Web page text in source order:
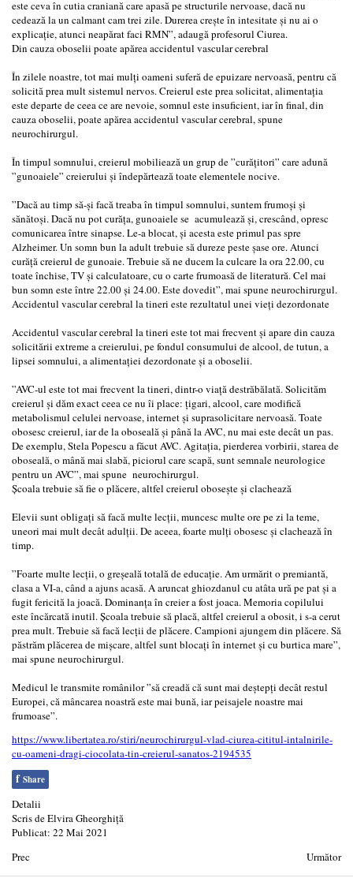
este ceva în cutia craniană care apasă pe structurile nervoase, dacă nu
cedează la un calmant cam trei zile. Durerea crește în intesitate și nu ai o
explicație, atunci neapărat faci RMN”, adaugă profesorul Ciurea.
Din cauza oboselii poate apărea accidentul vascular cerebral
În zilele noastre, tot mai mulți oameni suferă de epuizare nervoasă, pentru că
solicită prea mult sistemul nervos. Creierul este prea solicitat, alimentația
este departe de ceea ce are nevoie, somnul este insuficient, iar în final, din
cauza oboselii, poate apărea accidentul vascular cerebral, spune
neurochirurgul.
În timpul somnului, creierul mobiliează un grup de ”curățitori” care adună
”gunoaiele” creierului și îndepărtează toate elementele nocive.
”Dacă au timp să-și facă treaba în timpul somnului, suntem frumoși și
sănătoși. Dacă nu pot curăța, gunoaiele se acumulează și, crescând, opresc
comunicarea între sinapse. Le-a blocat, și acesta este primul pas spre
Alzheimer. Un somn bun la adult trebuie să dureze peste șase ore. Atunci
curăță creierul de gunoaie. Trebuie să ne ducem la culcare la ora 22.00, cu
toate închise, TV și calculatoare, cu o carte frumoasă de literatură. Cel mai
bun somn este între 22.00 și 24.00. Este dovedit”, mai spune neurochirurgul.
Accidentul vascular cerebral la tineri este rezultatul unei vieți dezordonate
Accidentul vascular cerebral la tineri este tot mai frecvent și apare din cauza
solicitării extreme a creierului, pe fondul consumului de alcool, de tutun, a
lipsei somnului, a alimentației dezordonate și a oboselii.
”AVC-ul este tot mai frecvent la tineri, dintr-o viață destrăbălată. Solicităm
creierul și dăm exact ceea ce nu îi place: țigari, alcool, care modifică
metabolismul celulei nervoase, internet și suprasolicitare nervoasă. Toate
obosesc creierul, iar de la oboseală și până la AVC, nu mai este decât un pas.
De exemplu, Stela Popescu a făcut AVC. Agitația, pierderea vorbirii, starea de
oboseală, o mână mai slabă, piciorul care scapă, sunt semnale neurologice
pentru un AVC”, mai spune neurochirurgul.
Școala trebuie să fie o plăcere, altfel creierul obosește și clachează
Elevii sunt obligați să facă multe lecții, muncesc multe ore pe zi la teme,
uneori mai mult decât adulții. De aceea, foarte mulți obosesc și clachează în
timp.
”Foarte multe lecții, o greșeală totală de educație. Am urmărit o premiantă,
clasa a VI-a, când a ajuns acasă. A aruncat ghiozdanul cu atâta ură pe pat și a
fugit fericită la joacă. Dominanța în creier a fost joaca. Memoria copilului
este încărcată inutil. Școala trebuie să placă, altfel creierul a obosit, i s-a cerut
prea mult. Trebuie să facă lecții de plăcere. Campioni ajungem din plăcere. Să
păstrăm plăcerea de mișcare, altfel sunt blocați în internet și cu burtica mare”,
mai spune neurochirurgul.
Medicul le transmite românilor ”să creadă că sunt mai deștepți decât restul
Europei, că mâncarea noastră este mai bună, iar peisajele noastre mai
frumoase”.
https://www.libertatea.ro/stiri/neurochirurgul-vlad-ciurea-cititul-intalnirile-
cu-oameni-dragi-ciocolata-tin-creierul-sanatos-2194535
f Share
Detalii
Scris deElvira Gheorghiță
Publicat: 22 Mai 2021
Prec
Următor